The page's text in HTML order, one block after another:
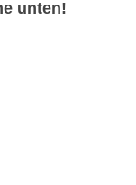
unten!